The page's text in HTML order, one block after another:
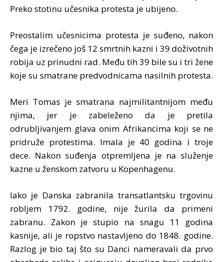
Preko stotinu učesnika protesta je ubijeno.
Preostalim učesnicima protesta je suđeno, nakon
čega je izrečeno još 12 smrtnih kazni i 39 doživotnih
robija uz prinudni rad. Među tih 39 bile su i tri žene
koje su smatrane predvodnicama nasilnih protesta.
Meri Tomas je smatrana najmilitantnijom među
njima, jer je zabeleženo da je pretila
odrubljivanjem glava onim Afrikancima koji se ne
pridruže protestima. Imala je 40 godina i troje
dece. Nakon suđenja otpremljena je na služenje
kazne u ženskom zatvoru u Kopenhagenu.
Iako je Danska zabranila transatlantsku trgovinu
robljem 1792. godine, nije žurila da primeni
zabranu. Zakon je stupio na snagu 11 godina
kasnije, ali je ropstvo nastavljeno do 1848. godine.
Razlog je bio taj što su Danci nameravali da prvo